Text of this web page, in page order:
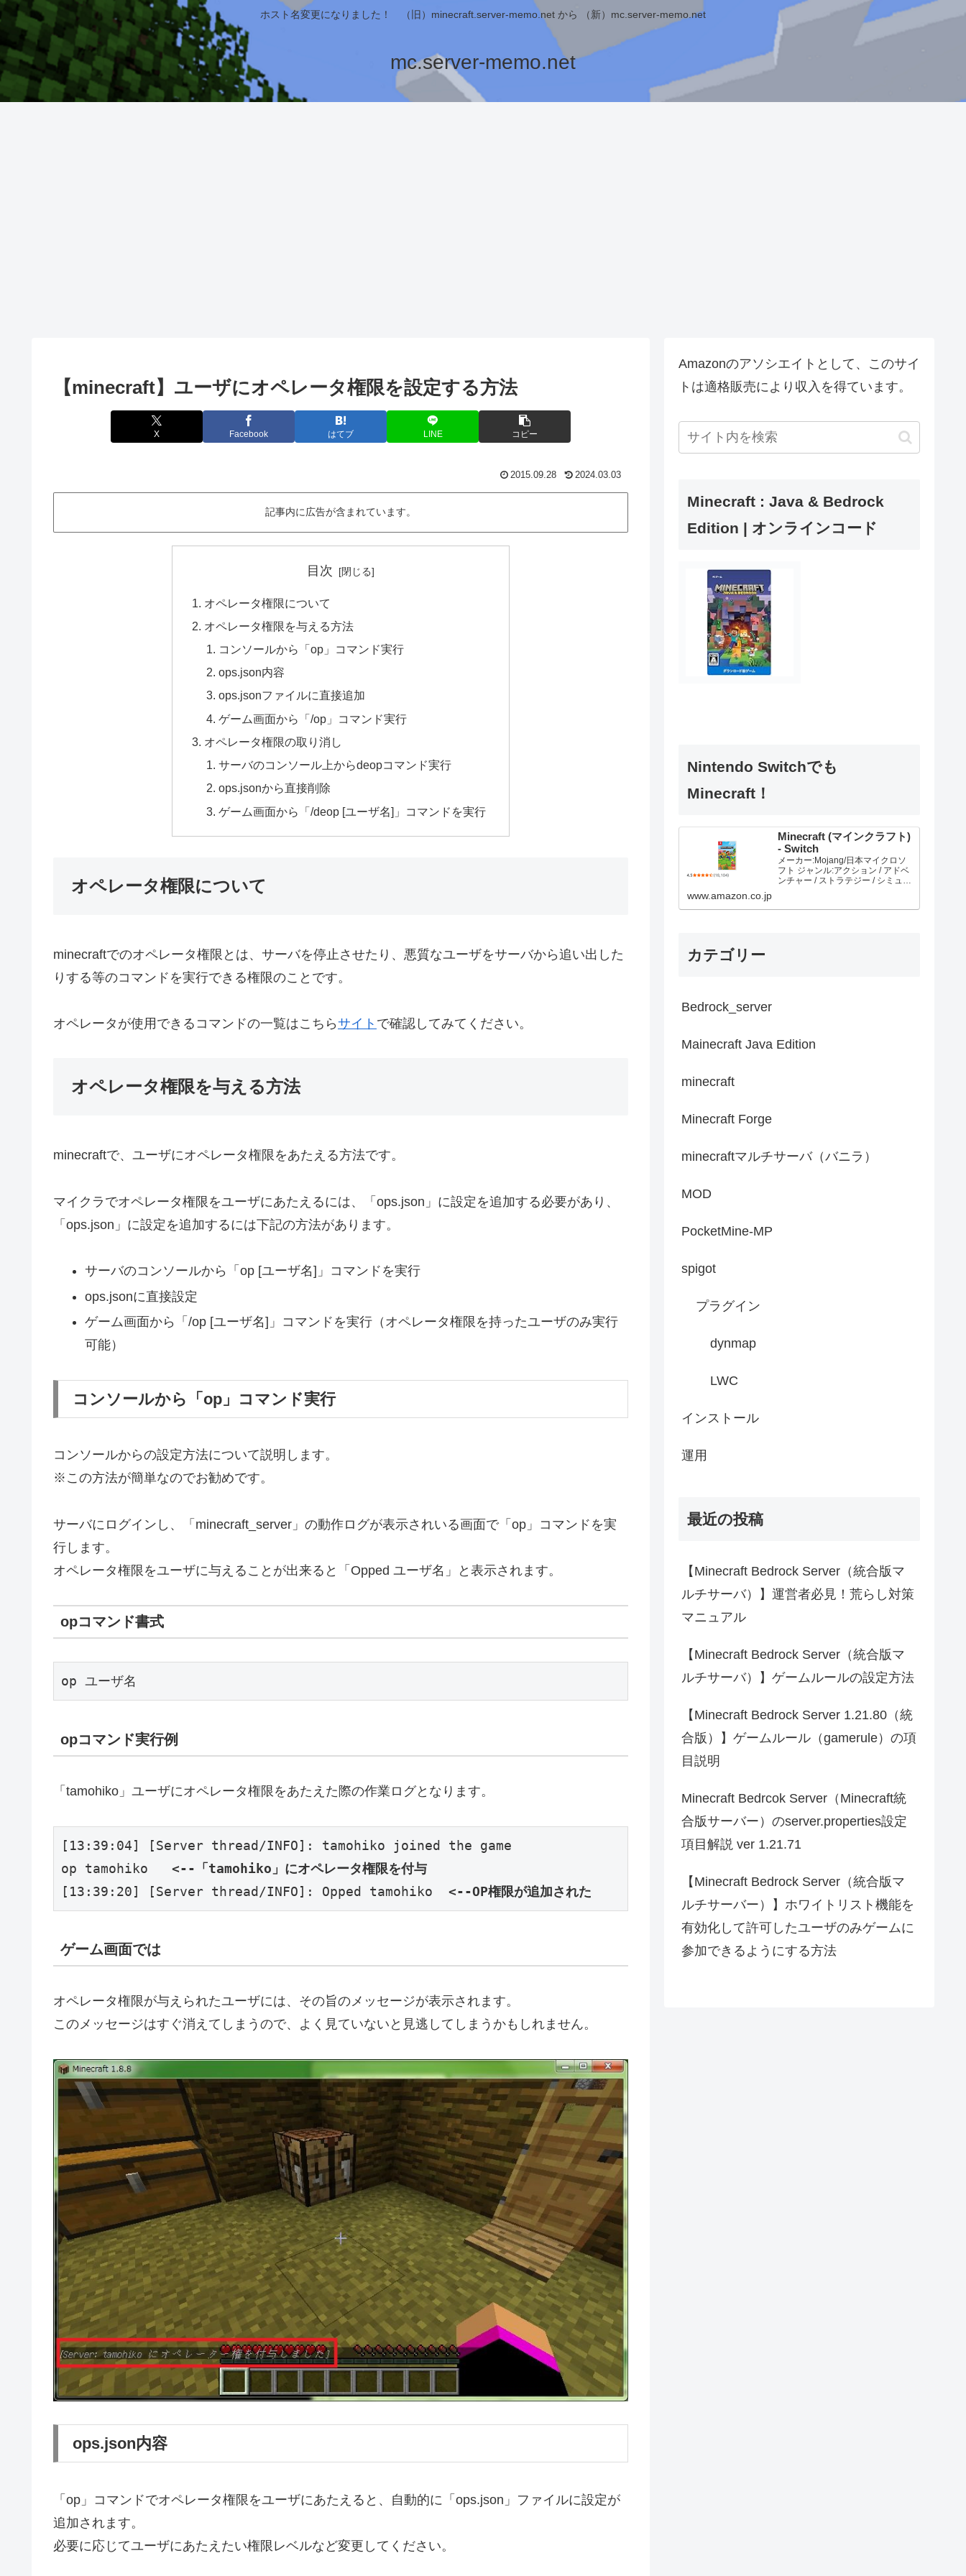
ホスト名変更になりました！ （旧）minecraft.server-memo.net から （新）mc.server-memo.net
mc.server-memo.net
【minecraft】ユーザにオペレータ権限を設定する方法
X Facebook はてブ LINE コピー
2015.09.28 2024.03.03
記事内に広告が含まれています。
目次
オペレータ権限について
オペレータ権限を与える方法
コンソールから「op」コマンド実行
ops.json内容
ops.jsonファイルに直接追加
ゲーム画面から「/op」コマンド実行
オペレータ権限の取り消し
サーバのコンソール上からdeopコマンド実行
ops.jsonから直接削除
ゲーム画面から「/deop [ユーザ名]」コマンドを実行
オペレータ権限について
minecraftでのオペレータ権限とは、サーバを停止させたり、悪質なユーザをサーバから追い出した
りする等のコマンドを実行できる権限のことです。
オペレータが使用できるコマンドの一覧はこちらサイト で確認してみてください。
オペレータ権限を与える方法
minecraftで、ユーザにオペレータ権限をあたえる方法です。
マイクラでオペレータ権限をユーザにあたえるには、「ops.json」に設定を追加する必要があり、
「ops.json」に設定を追加するには下記の方法があります。
サーバのコンソールから「op [ユーザ名]」コマンドを実行
ops.jsonに直接設定
ゲーム画面から「/op [ユーザ名]」コマンドを実行（オペレータ権限を持ったユーザのみ実行
可能）
コンソールから「op」コマンド実行
コンソールからの設定方法について説明します。
※この方法が簡単なのでお勧めです。
サーバにログインし、「minecraft_server」の動作ログが表示されいる画面で「op」コマンドを実
行します。
オペレータ権限をユーザに与えることが出来ると「Opped ユーザ名」と表示されます。
opコマンド書式
opコマンド実行例
「tamohiko」ユーザにオペレータ権限をあたえた際の作業ログとなります。
[13:39:04] [Server thread/INFO]: tamohiko joined the game
op tamohiko <--「tamohiko」にオペレータ権限を付与
[13:39:20] [Server thread/INFO]: Opped tamohiko <--OP権限が追加された
ゲーム画面では
オペレータ権限が与えられたユーザには、その旨のメッセージが表示されます。
このメッセージはすぐ消えてしまうので、よく見ていないと見逃してしまうかもしれません。
ops.json内容
「op」コマンドでオペレータ権限をユーザにあたえると、自動的に「ops.json」ファイルに設定が
追加されます。
必要に応じてユーザにあたえたい権限レベルなど変更してください。
Amazonのアソシエイトとして、このサイ
トは適格販売により収入を得ています。
Minecraft : Java & Bedrock
Edition | オンラインコード
Nintendo Switchでも
Minecraft！
Minecraft (マインクラフト)
- Switch
メーカー:Mojang/日本マイクロソ
フト ジャンル:アクション / アドベ
ンチャー / ストラテジー / シミュレ
ラー プレイモード:TVモード, テー
www.amazon.co.jp
カテゴリー
Bedrock_server
Mainecraft Java Edition
minecraft
Minecraft Forge
minecraftマルチサーバ（バニラ）
MOD
PocketMine-MP
spigot
プラグイン
dynmap
LWC
インストール
運用
最近の投稿
【Minecraft Bedrock Server（統合版マ
ルチサーバ）】運営者必見！荒らし対策
マニュアル
【Minecraft Bedrock Server（統合版マ
ルチサーバ）】ゲームルールの設定方法
【Minecraft Bedrock Server 1.21.80（統
合版）】ゲームルール（gamerule）の項
目説明
Minecraft Bedrcok Server（Minecraft統
合版サーバー）のserver.properties設定
項目解説 ver 1.21.71
【Minecraft Bedrock Server（統合版マ
ルチサーバー）】ホワイトリスト機能を
有効化して許可したユーザのみゲームに
参加できるようにする方法